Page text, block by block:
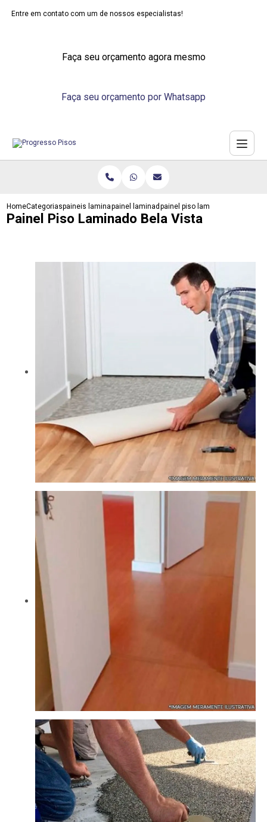
Entre em contato com um de nossos especialistas!
Faça seu orçamento agora mesmo
Faça seu orçamento por Whatsapp
HomeCategoriaspaineis laminadospainel laminado madeirapainel piso laminado bela vista
Painel Piso Laminado Bela Vista